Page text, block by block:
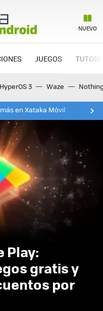
NUEVO
JUEGOS
HyperOS 3 Waze
en Xataka Móvil
Play:
gratis y
por